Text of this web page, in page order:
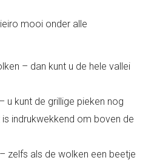
mooi onder alle
– dan kunt u de hele vallei
u kunt de grillige pieken nog
indrukwekkend om boven de
zelfs als de wolken een beetje